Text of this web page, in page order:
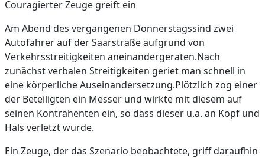
Couragierter Zeuge greift ein
Am Abend des vergangenen Donnerstagssind zwei
Autofahrer auf der Saarstraße aufgrund von
Verkehrsstreitigkeiten aneinandergeraten.Nach
zunächst verbalen Streitigkeiten geriet man schnell in
eine körperliche Auseinandersetzung.Plötzlich zog einer
der Beteiligten ein Messer und wirkte mit diesem auf
seinen Kontrahenten ein, so dass dieser u.a. an Kopf und
Hals verletzt wurde.
Ein Zeuge, der das Szenario beobachtete, griff daraufhin